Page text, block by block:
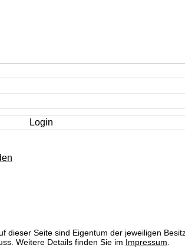
dieser Seite sind Eigentum der jeweiligen
Weitere Details finden Sie im Impressum.